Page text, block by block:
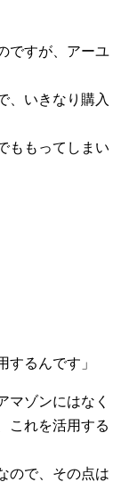
ですが、アーユ
、いきなり購入
ももってしまい
するんです」
マゾンにはなく
これを活用する
ので、その点は